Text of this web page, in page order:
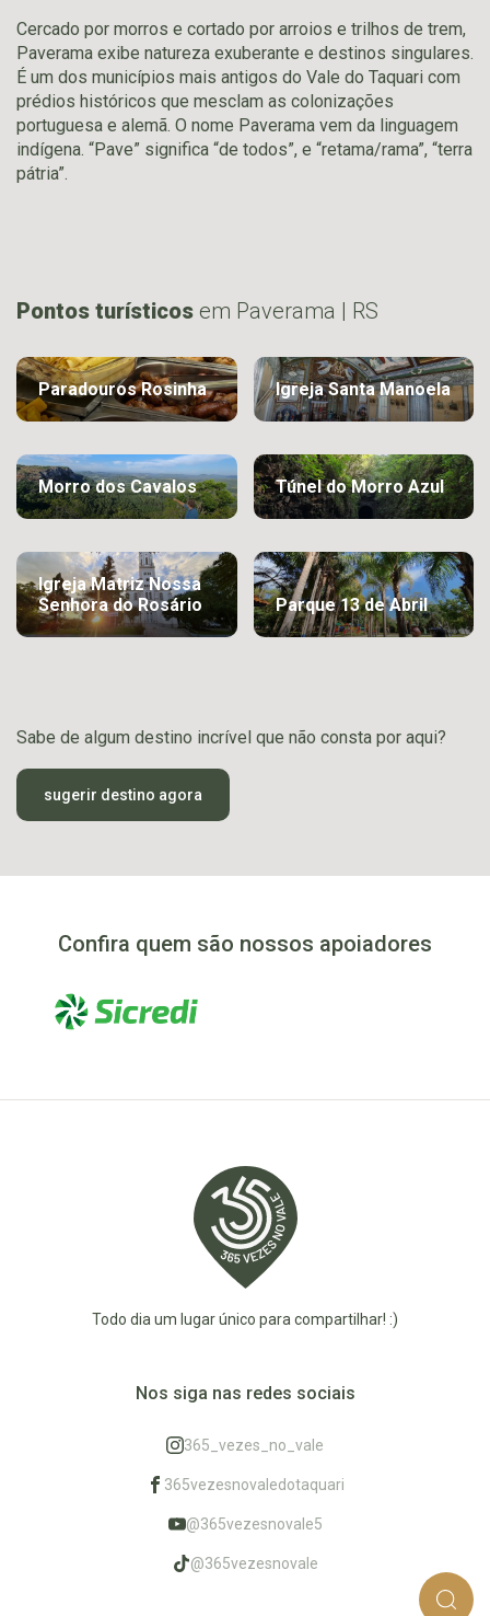
Cercado por morros e cortado por arroios e trilhos de trem,
Paverama exibe natureza exuberante e destinos singulares.
É um dos municípios mais antigos do Vale do Taquari com
prédios históricos que mesclam as colonizações
portuguesa e alemã. O nome Paverama vem da linguagem
indígena. “Pave” significa “de todos”, e “retama/rama”, “terra
pátria”.
Pontos turísticos em Paverama | RS
Paradouros Rosinha Igreja Santa Manoela
Morro dos Cavalos Túnel do Morro Azul
Igreja Matriz Nossa
Senhora do Rosário
Parque 13 de Abril
Sabe de algum destino incrível que não consta por aqui?
sugerir destino agora
Confira quem são nossos apoiadores
Todo dia um lugar único para compartilhar! :)
Nos siga nas redes sociais
365_vezes_no_vale
365vezesnovaledotaquari
@365vezesnovale5
@365vezesnovale